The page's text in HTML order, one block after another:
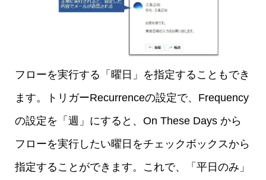
フローを実行する「曜日」を指定することもでき
ます。トリガーRecurrenceの設定で、Frequency
の設定を「週」にすると、On These Days から
フローを実行したい曜日をチェックボックスから
指定することができます。これで、「平日のみ」